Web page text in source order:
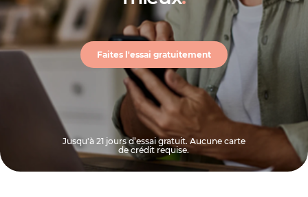
Faites l'essai gratuitement
Jusqu'à 21 jours d’essai gratuit. Aucune carte
de crédit requise.